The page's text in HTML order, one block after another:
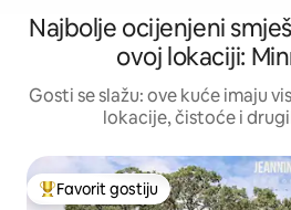
Najbolje ocijenjeni
ovoj lokaciji:
Gosti se slažu: ove kuće imaju
lokacije, čistoće i
Glavni favorit gostiju
Favorit gostiju